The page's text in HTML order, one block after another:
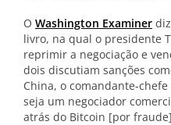
O Washington Examiner
livro, na qual o presidente
reprimir a negociação e
dois discutiam sanções
China, o comandante-
seja um negociador
atrás do Bitcoin [por